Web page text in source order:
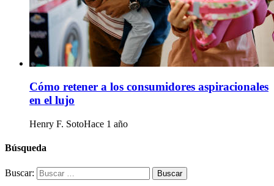
Cómo retener a los consumidores aspiracionales
en el lujo
Henry F. SotoHace 1 año
Búsqueda
Buscar: